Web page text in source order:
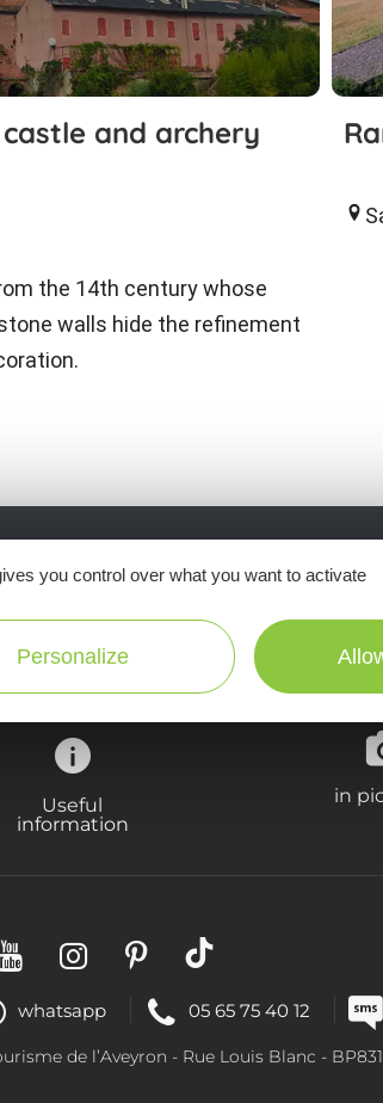
and archery
the 14th century whose
walls hide the refinement
pleinement de votre séjour
Useful
information
in
whatsapp 05 65 75 40 12
de l’Aveyron - Rue Louis Blanc -
you control over what you want to activate
Personalize